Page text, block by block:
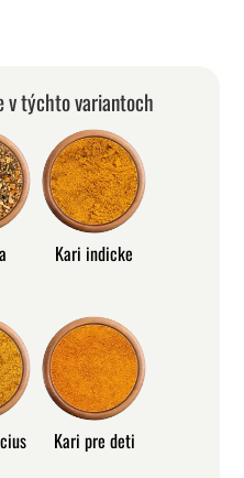
v týchto variantoch
Kari indicke
Kari pre deti